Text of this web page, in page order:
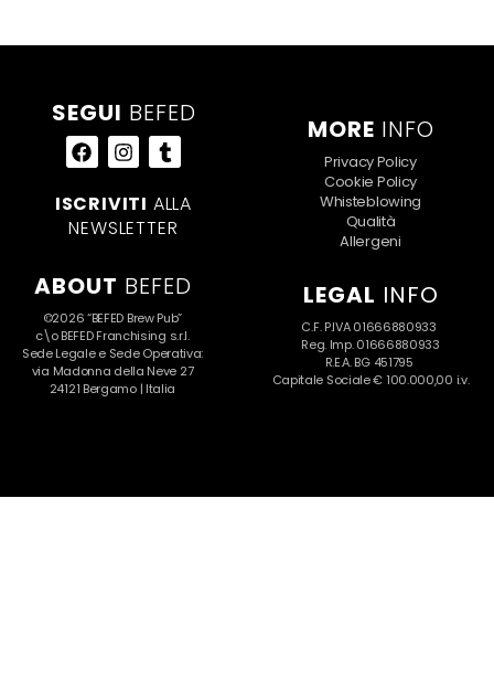
LEGAL INFO
C.F. P.IVA 01666880933
Reg. Imp. 01666880933
R.E.A. BG 451795
Capitale Sociale € 100.000,00 i.v.
ABOUT BEFED
©2026 “BEFED Brew Pub”
c\o BEFED Franchising s.r.l.
Sede Legale e Sede Operativa:
via Madonna della Neve 27
24121 Bergamo | Italia
MORE INFO
Privacy Policy
Cookie Policy
Whisteblowing
Qualità
Allergeni
SEGUI BEFED
ISCRIVITI ALLA
NEWSLETTER